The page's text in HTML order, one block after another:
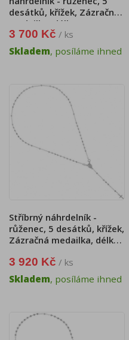
desátků, křížek, Zázračná
medailka, délka 52 cm
3 700 Kč / ks
Skladem, posíláme ihned
Stříbrný náhrdelník -
růženec, 5 desátků, křížek,
Zázračná medailka, délka
3 920 Kč / ks
Skladem, posíláme ihned